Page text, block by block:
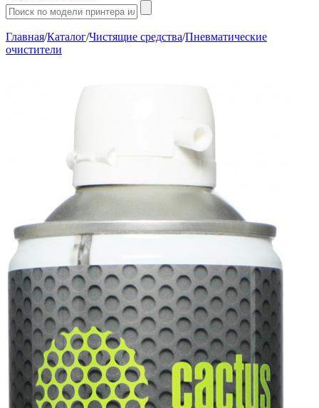
Главная/Каталог/Чистящие средства/Пневматические
очистители